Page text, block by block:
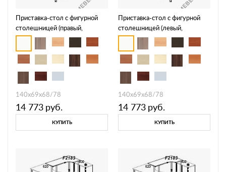
Приставка-стол с фигурной
столешницей (правый,
телескопические опоры)
Periscope F2181
140х69х68/78
14 773 руб.
КУПИТЬ
Приставка-стол с фигурной
столешницей (левый,
телескопические опоры)
Periscope F2182
140х69х68/78
14 773 руб.
КУПИТЬ